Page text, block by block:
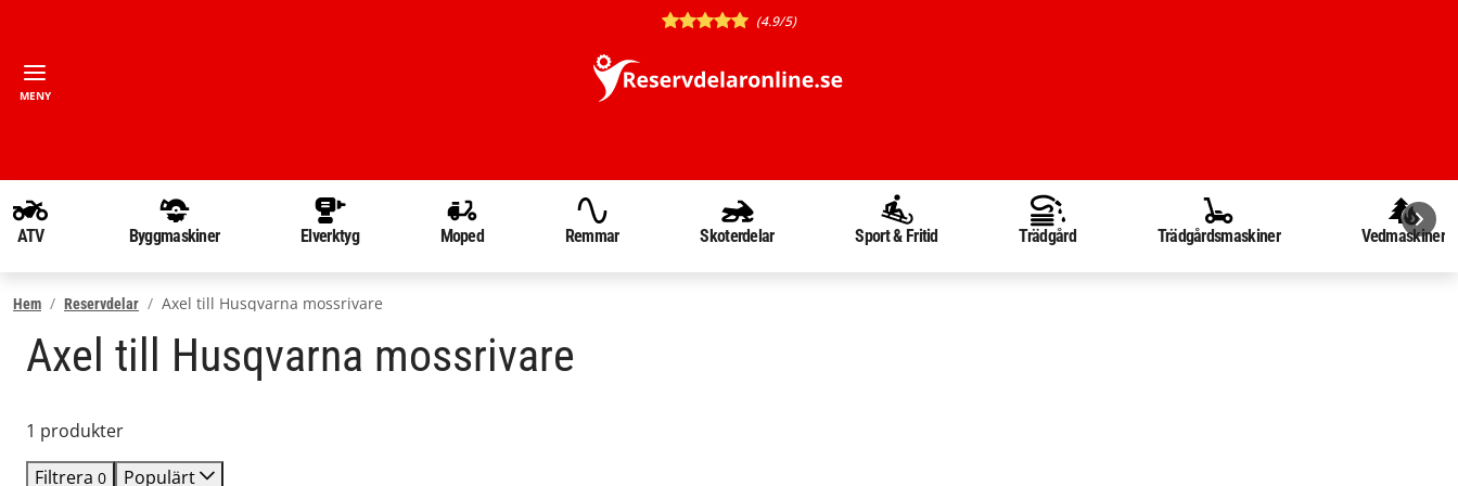
(4.9/5)
MENY
ATV Byggmaskiner Elverktyg Moped Remmar Skoterdelar Sport & Fritid Trädgård Trädgårdsmaskiner Vedmaskiner
Hem Reservdelar Axel till Husqvarna mossrivare
Axel till Husqvarna mossrivare
1 produkter
Filtrera 0 Populärt